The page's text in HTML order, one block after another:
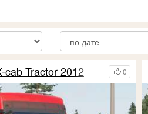
0
cab Tractor 2012